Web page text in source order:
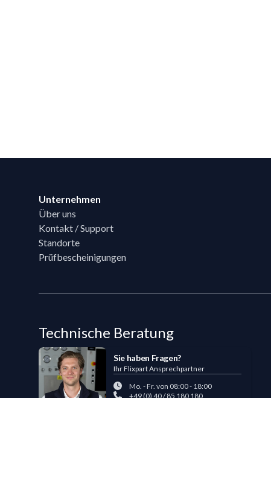
Unternehmen
Über uns
Kontakt / Support
Standorte
Prüfbescheinigungen
Technische Beratung
Sie haben Fragen?
Ihr Flixpart Ansprechpartner
Mo. - Fr. von 08:00 - 18:00
+49 (0) 40 / 85 180 180